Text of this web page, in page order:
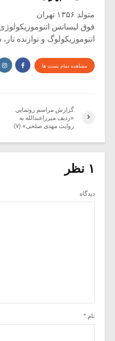
متولد ۱۳۵۶ تهران
فوق لیسانس
اتنوموزیکولوگ و نوازنده
مشاهده تمام پست ها
گزارش مراسم رونمایی
«ردیف میرزاعبدالله به
روایت مهدی صلحی» (۷)
۱ نظر
دیدگاه
نام *